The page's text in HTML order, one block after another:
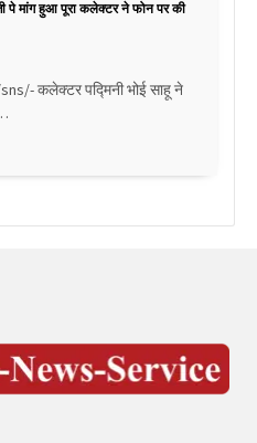
पे मांग हुआ पूरा कलेक्टर ने फोन पर की
कलेक्टर पद्मिनी भोई साहू ने